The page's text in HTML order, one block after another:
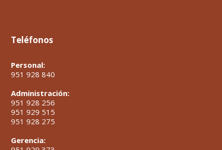
Teléfonos
Personal:
951 928 840
Administración:
951 928 256
951 929 515
951 928 275
Gerencia: